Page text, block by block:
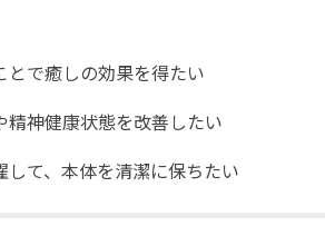
とで癒しの効果を得たい
精神健康状態を改善したい
て、本体を清潔に保ちたい